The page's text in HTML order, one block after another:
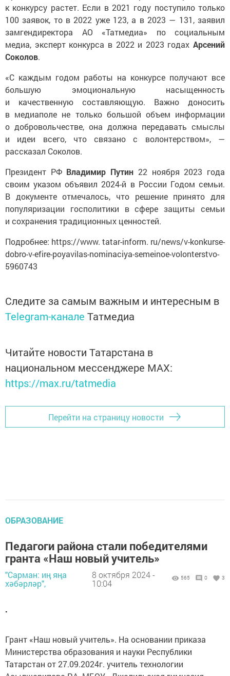
к конкурсу растет. Если в 2021 году поступило только
100 заявок, то в 2022 уже 123, а в 2023 — 131, заявил
замгендиректора АО «Татмедиа» по социальным
медиа, эксперт конкурса в 2022 и 2023 годах Арсений
Соколов.
«С каждым годом работы на конкурсе получают все
большую эмоциональную насыщенность
и качественную составляющую. Важно доносить
в медиаполе не только большой объем информации
о добровольчестве, она должна передавать смыслы
и идеи всего, что связано с волонтерством», —
рассказал Соколов.
Президент РФ Владимир Путин 22 ноября 2023 года
своим указом объявил 2024-й в России Годом семьи.
В документе отмечалось, что решение принято для
популяризации госполитики в сфере защиты семьи
и сохранения традиционных ценностей.
Подробнее: https://www. tatar-inform. ru/news/v-konkurse-
dobro-v-efire-poyavilas-nominaciya-semeinoe-volonterstvo-
5960743
Следите за самым важным и интересным в
Telegram-канале Татмедиа
Читайте новости Татарстана в
национальном мессенджере MАХ:
https://max.ru/tatmedia
Перейти на страницу новости
ОБРАЗОВАНИЕ
Педагоги района стали победителями
гранта «Наш новый учитель»
"Сарман: иң яңа
хәбәрләр",
8 октября 2024 -
10:04
565 0 3
.
Грант «Наш новый учитель». На основании приказа
Министерства образования и науки Республики
Татарстан от 27.09.2024г. учитель технологии